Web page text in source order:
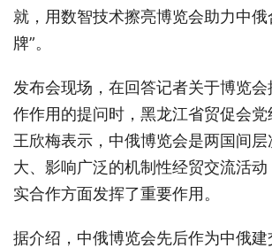
就，用数智技术擦亮博览会助力中俄
牌”。
发布会现场，在回答记者关于博览
作作用的提问时，黑龙江省贸促会
王欣梅表示，中俄博览会是两国间
大、影响广泛的机制性经贸交流活
实合作方面发挥了重要作用。
据介绍，中俄博览会先后作为中俄